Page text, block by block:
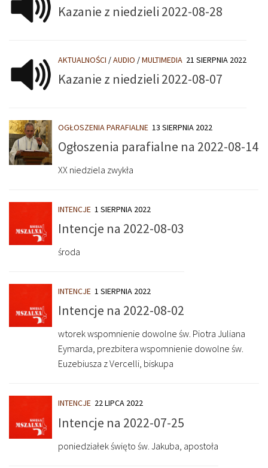
Kazanie z niedzieli 2022-08-28
AKTUALNOŚCI /AUDIO /MULTIMEDIA 21 SIERPNIA 2022
Kazanie z niedzieli 2022-08-07
OGŁOSZENIA PARAFIALNE 13 SIERPNIA 2022
Ogłoszenia parafialne na 2022-08-14
XX niedziela zwykła
INTENCJE 1 SIERPNIA 2022
Intencje na 2022-08-03
środa
INTENCJE 1 SIERPNIA 2022
Intencje na 2022-08-02
wtorek wspomnienie dowolne św. Piotra Juliana
Eymarda, prezbitera wspomnienie dowolne św.
Euzebiusza z Vercelli, biskupa
INTENCJE 22 LIPCA 2022
Intencje na 2022-07-25
poniedziałek święto św. Jakuba, apostoła